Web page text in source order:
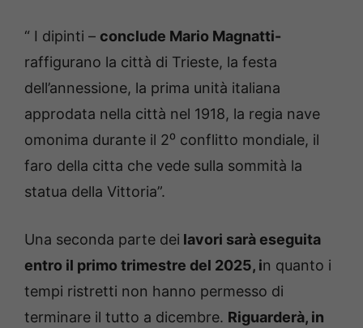
“ I dipinti – conclude Mario Magnatti-
raffigurano la città di Trieste, la festa
dell’annessione, la prima unità italiana
approdata nella città nel 1918, la regia nave
omonima durante il 2⁰ conflitto mondiale, il
faro della citta che vede sulla sommità la
statua della Vittoria”.
Una seconda parte dei lavori sarà eseguita
entro il primo trimestre del 2025, in quanto i
tempi ristretti non hanno permesso di
terminare il tutto a dicembre. Riguarderà, in